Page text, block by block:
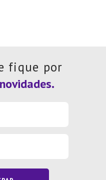
fique por